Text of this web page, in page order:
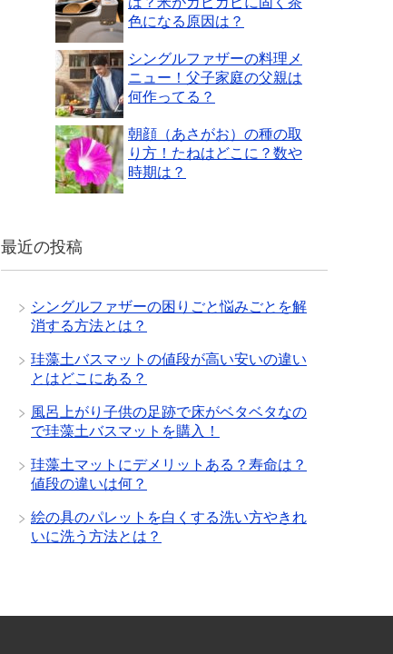
色になる原因は？
シングルファザーの料理メ
ニュー！父子家庭の父親は
何作ってる？
朝顔（あさがお）の種の取
り方！たねはどこに？数や
時期は？
最近の投稿
シングルファザーの困りごと悩みごとを解
消する方法とは？
珪藻土バスマットの値段が高い安いの違い
とはどこにある？
風呂上がり子供の足跡で床がベタベタなの
で珪藻土バスマットを購入！
珪藻土マットにデメリットある？寿命は？
値段の違いは何？
絵の具のパレットを白くする洗い方やきれ
いに洗う方法とは？